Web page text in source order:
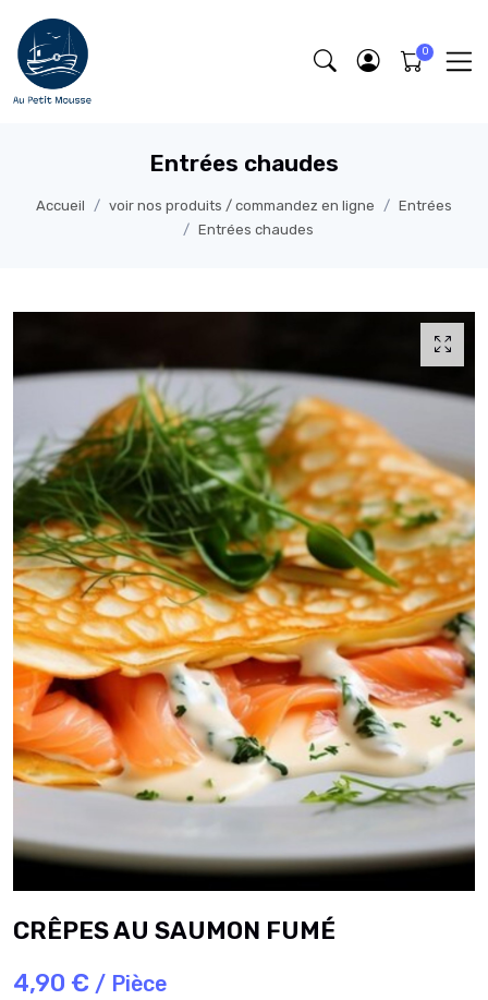
Entrées chaudes
Accueil voir nos produits / commandez en ligne
Entrées
Entrées chaudes
CRÊPES AU SAUMON FUMÉ
4,90 € / Pièce